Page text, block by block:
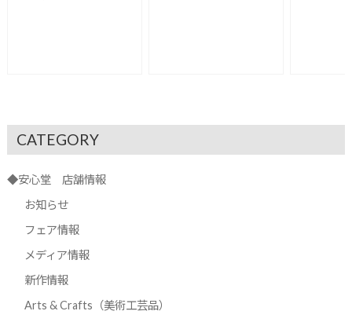
CATEGORY
◆安心堂 店舗情報
お知らせ
フェア情報
メディア情報
新作情報
Arts & Crafts（美術工芸品）